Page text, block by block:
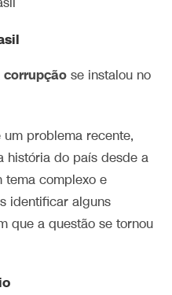
corrupção se instalou no
problema recente,
história do país desde a
tema complexo e
identificar alguns
que a questão se tornou